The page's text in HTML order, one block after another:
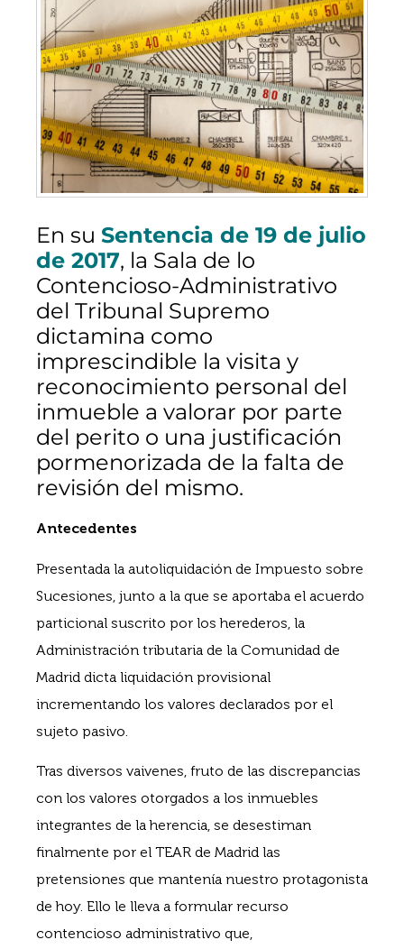
En su Sentencia de 19 de julio
de 2017, la Sala de lo
Contencioso-Administrativo
del Tribunal Supremo
dictamina como
imprescindible la visita y
reconocimiento personal del
inmueble a valorar por parte
del perito o una justificación
pormenorizada de la falta de
revisión del mismo.
Antecedentes
Presentada la autoliquidación de Impuesto sobre
Sucesiones, junto a la que se aportaba el acuerdo
particional suscrito por los herederos, la
Administración tributaria de la Comunidad de
Madrid dicta liquidación provisional
incrementando los valores declarados por el
sujeto pasivo.
Tras diversos vaivenes, fruto de las discrepancias
con los valores otorgados a los inmuebles
integrantes de la herencia, se desestiman
finalmente por el TEAR de Madrid las
pretensiones que mantenía nuestro protagonista
de hoy. Ello le lleva a formular recurso
contencioso administrativo que,